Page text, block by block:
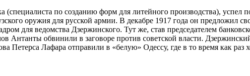
по созданию форм для литейного производства), успел
оружия для русской армии. В декабре 1917 года он
для ведомства Дзержинского. Тут же, став председателем
Антанты обвинили в заговоре против советской власти.
Петерса Лафара отправили в «белую» Одессу, где в то время как раз